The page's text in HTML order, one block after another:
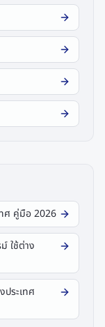
ทศ คู่มือ 2026
ใช้ต่าง
ประเทศ